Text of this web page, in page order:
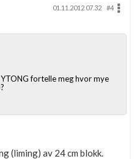
01.11.2012 07.32
#4
fortelle meg hvor mye
(liming) av 24 cm blokk.